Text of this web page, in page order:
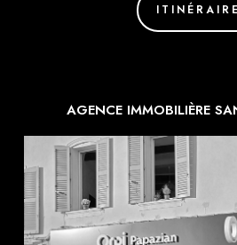
ITINÉRAIRE
AGENCE IMMOBILIÈRE